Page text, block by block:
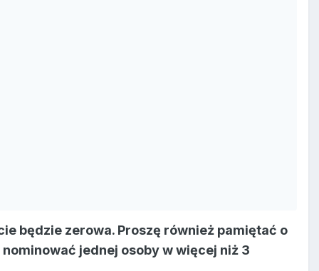
będzie zerowa. Proszę również pamiętać o
jednej osoby w więcej niż 3